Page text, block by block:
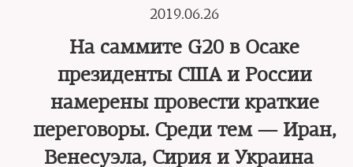
2019.06.26
На саммите G20 в Осаке
президенты США и России
намерены провести краткие
переговоры. Среди тем — Иран,
Венесуэла, Сирия и Украина